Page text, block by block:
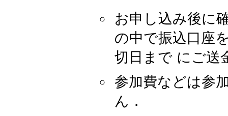
お申し込み後に
の中で振込口座
切日まで にご送
参加費などは参
ん．